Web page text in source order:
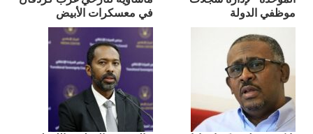
موظفي الدولة
في معسكرات الأبيض